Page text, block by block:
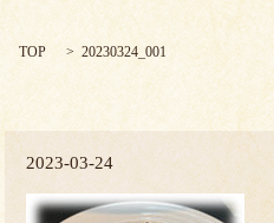
TOP 20230324_001
2023-03-24